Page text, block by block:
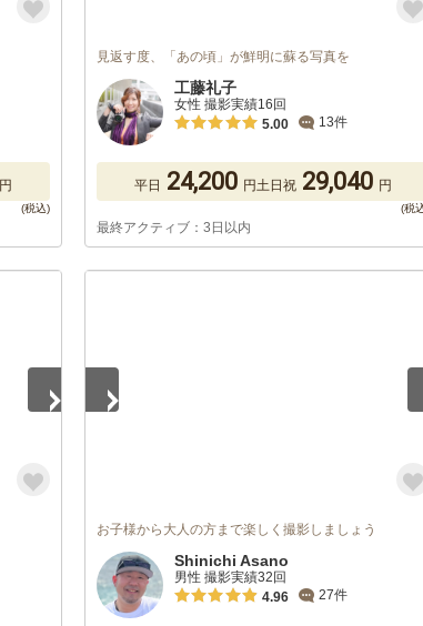
円
見返す度、「あの頃」が鮮明に蘇る写真を
工藤礼子
女性 撮影実績16回
5.00
13件
平日 24,200 円土日祝 29,040 円
最終アクティブ：3日以内
お子様から大人の方まで楽しく撮影しましょう
Shinichi Asano
男性 撮影実績32回
4.96
27件